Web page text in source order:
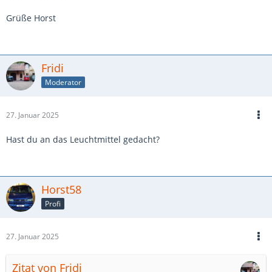
Grüße Horst
Fridi
Moderator
27. Januar 2025
Hast du an das Leuchtmittel gedacht?
Horst58
Profi
27. Januar 2025
Zitat von Fridi